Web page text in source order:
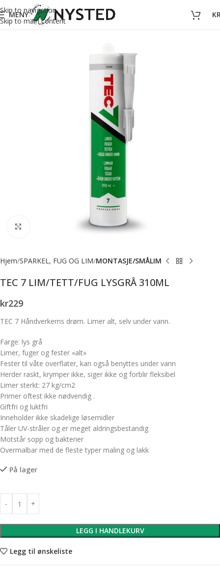
Skip to navigation
Skip to main content
MENY
Hjem SPARKEL, FUG OG LIM MONTASJE/SMÅLIM
TEC 7 LIM/TETT/FUG LYSGRÅ 310ML
kr229
TEC 7 Håndverkerns drøm. Limer alt, selv under vann.
Farge: lys grå
Limer, fuger og fester «alt»
Fester til våte overflater, kan også benyttes under vann
Herder raskt, krymper ikke, siger ikke og forblir fleksibel
Limer sterkt: 27 kg/cm2
Primer oftest ikke nødvendig .
Giftfri og luktfri
Inneholder ikke skadelige løsemidler
Tåler UV-stråler og er meget aldringsbestandig
Motstår sopp og bakterier
Overmalbar med de fleste typer maling og lakk
På lager
LEGG I HANDLEKURV
Legg til ønskeliste